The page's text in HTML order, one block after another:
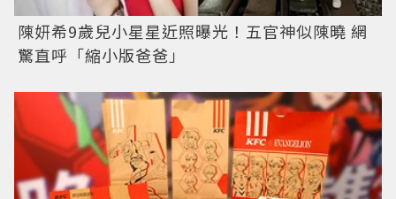
陳妍希9歲兒小星星近照曝光！五官神似陳曉 網
驚直呼「縮小版爸爸」